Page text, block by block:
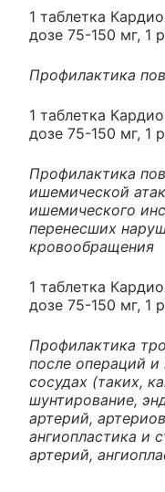
1 таблетка
дозе 75-150 мг, 1
Профилактика
1 таблетка
дозе 75-150 мг, 1
Профилактика
ишемической
ишемического
перенесших
кровообращения
1 таблетка
дозе 75-150 мг, 1
Профилактика
после операций и
сосудах (таких,
шунтирование,
артерий,
ангиопластика и
артерий,